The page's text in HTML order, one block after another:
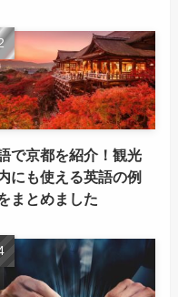
で京都を紹介！観光
にも使える英語の例
まとめました